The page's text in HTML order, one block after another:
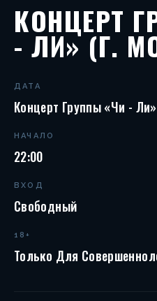
КОНЦЕРТ
- ЛИ» (Г.
ДАТА
Концерт Группы «Чи -
НАЧАЛО
22:00
ВХОД
Свободный
18+
Только Для